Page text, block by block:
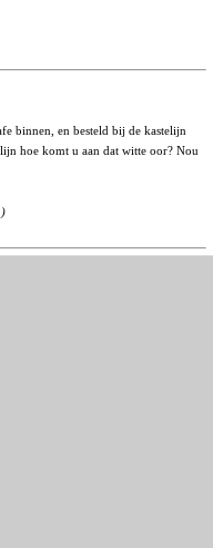
binnen, en besteld bij de kastelijn
hoe komt u aan dat witte oor? Nou